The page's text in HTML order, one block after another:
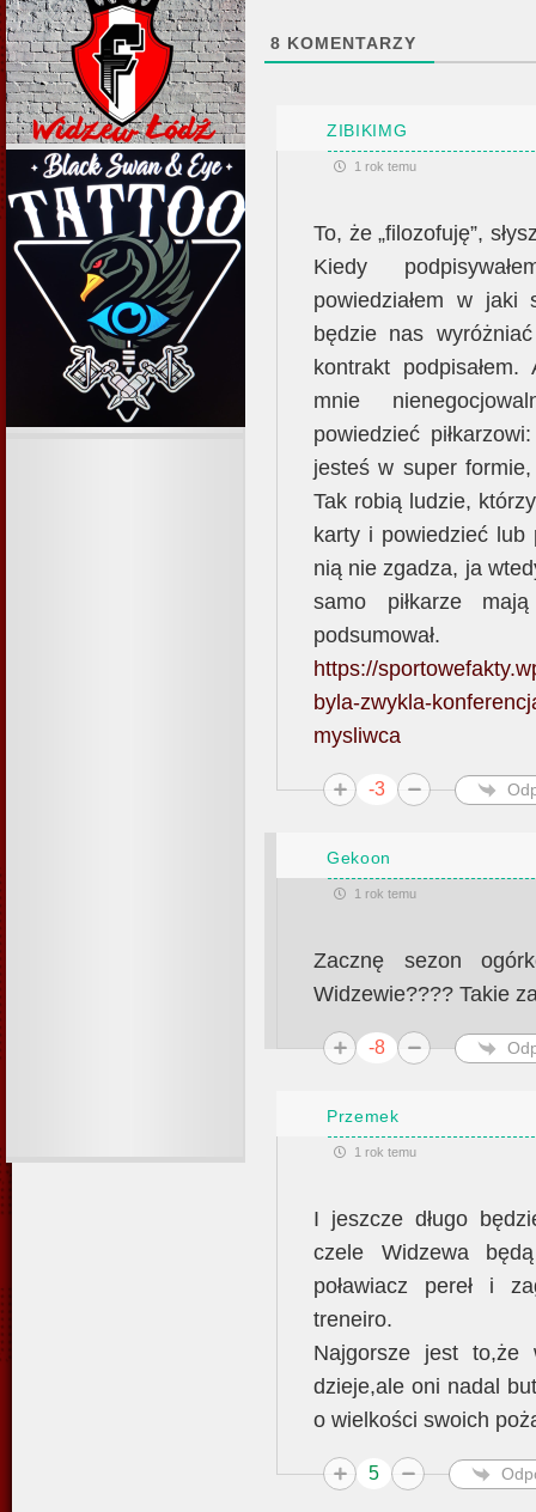
8 KOMENTARZY
ZIBIKIMG
1 rok temu
To, że „filozofuję”,
Kiedy
powiedziałem w jaki
będzie nas
kontrakt
mnie
powiedzieć
jesteś w super
Tak robią ludzie,
karty i powiedzieć
nią nie zgadza, ja
samo piłkarze
podsumował.
https://
byla-zwykla-
mysliwca
-3
Gekoon
1 rok temu
Zacznę sezon
Widzewie???? Takie
-8
Przemek
1 rok temu
I jeszcze długo
czele Widzewa
poławiacz pereł i
treneiro.
Najgorsze jest to,że
dzieje,ale oni nadal
o wielkości swoich
5